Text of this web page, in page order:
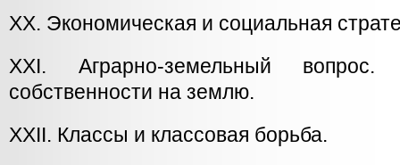
XX. Экономическая и социальная
XXI. Аграрно-земельный вопрос.
собственности на землю.
XXII. Классы и классовая борьба.